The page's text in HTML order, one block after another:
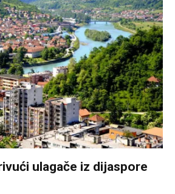
ulagače iz dijaspore